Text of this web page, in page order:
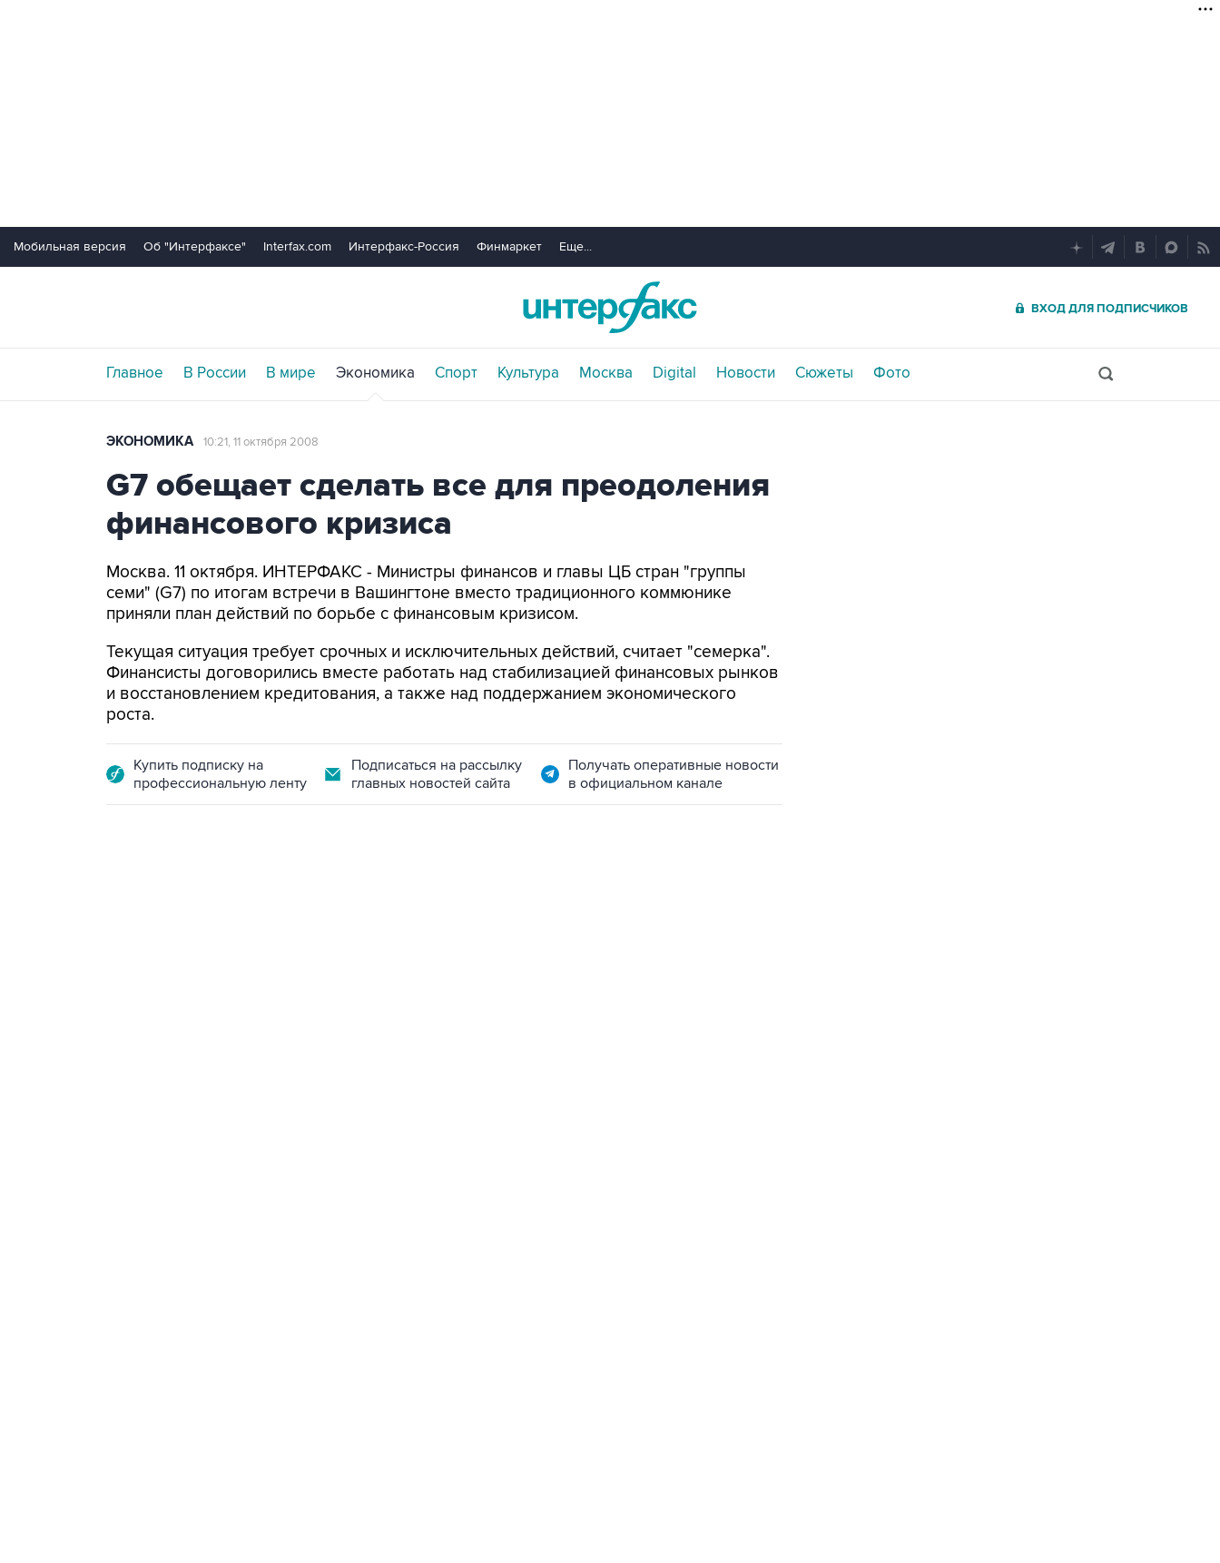
Мобильная версия Об "Интерфаксе" Interfax.com Интерфакс-Россия Финмаркет Еще...
ВХОД ДЛЯ ПОДПИСЧИКОВ
Главное В России В мире Экономика Спорт Культура Москва Digital Новости Сюжеты Фото
ЭКОНОМИКА 10:21, 11 октября 2008
G7 обещает сделать все для преодоления
финансового кризиса
Москва. 11 октября. ИНТЕРФАКС - Министры финансов и главы ЦБ стран "группы
семи" (G7) по итогам встречи в Вашингтоне вместо традиционного коммюнике
приняли план действий по борьбе с финансовым кризисом.
Текущая ситуация требует срочных и исключительных действий, считает "семерка".
Финансисты договорились вместе работать над стабилизацией финансовых рынков
и восстановлением кредитования, а также над поддержанием экономического
роста.
Купить подписку на
профессиональную ленту
Подписаться на рассылку
главных новостей сайта
Получать оперативные новости
в официальном канале